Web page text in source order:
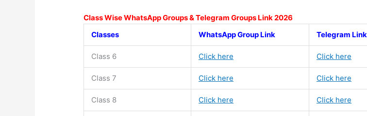
Class Wise WhatsApp Groups & Telegram Groups Link 2026
Classes
WhatsApp Group Link Telegram Link
Class 6 Click here Click here
Class 7 Click here Click here
Class 8 Click here Click here